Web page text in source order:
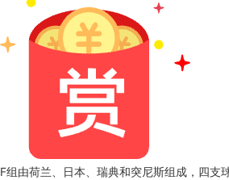
F组由荷兰、日本、瑞典和突尼斯组成，四支